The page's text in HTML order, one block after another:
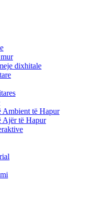
dixhitale
Ambient të Hapur
Ajër të Hapur